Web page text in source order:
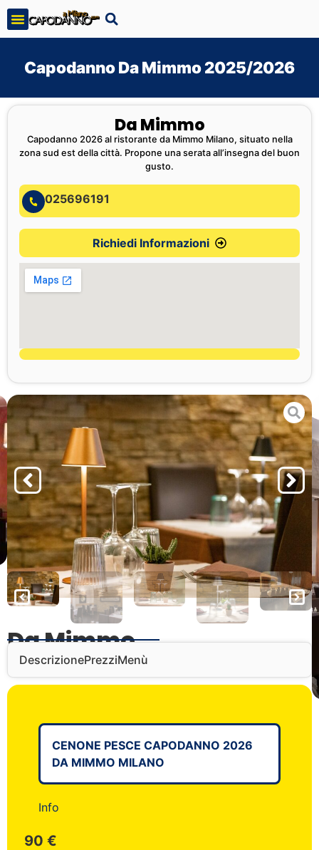
Capodanno Da Mimmo 2025/2026
Da Mimmo
DescrizionePrezziMenù
CENONE PESCE CAPODANNO 2026
DA MIMMO MILANO
Info
90 €
Da Mimmo
Capodanno 2026 al ristorante da Mimmo Milano, situato nella
zona sud est della città. Propone una serata all’insegna del buon
gusto.
025696191
Richiedi Informazioni